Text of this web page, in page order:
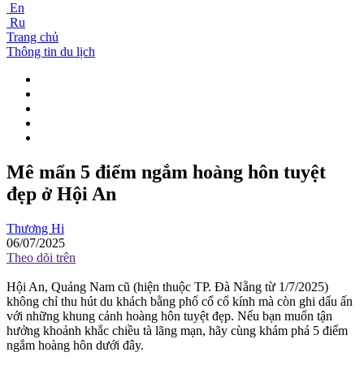
En
Ru
Trang chủ
Thông tin du lịch
Mê mẩn 5 điểm ngắm hoàng hôn tuyệt
đẹp ở Hội An
Thương Hi
06/07/2025
Theo dõi trên
Hội An, Quảng Nam cũ (hiện thuộc TP. Đà Nẵng từ 1/7/2025)
không chỉ thu hút du khách bằng phố cổ cổ kính mà còn ghi dấu ấn
với những khung cảnh hoàng hôn tuyệt đẹp. Nếu bạn muốn tận
hưởng khoảnh khắc chiều tà lãng mạn, hãy cùng khám phá 5 điểm
ngắm hoàng hôn dưới đây.